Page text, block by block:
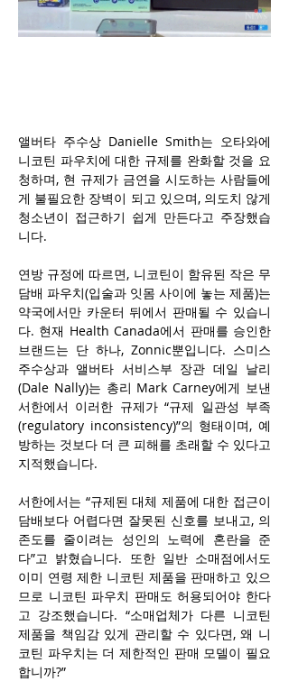
앨버타 주수상 Danielle Smith는 오타와에
니코틴 파우치에 대한 규제를 완화할 것을 요
청하며, 현 규제가 금연을 시도하는 사람들에
게 불필요한 장벽이 되고 있으며, 의도치 않게
청소년이 접근하기 쉽게 만든다고 주장했습
니다.
연방 규정에 따르면, 니코틴이 함유된 작은 무
담배 파우치(입술과 잇몸 사이에 놓는 제품)는
약국에서만 카운터 뒤에서 판매될 수 있습니
다. 현재 Health Canada에서 판매를 승인한
브랜드는 단 하나, Zonnic뿐입니다. 스미스
주수상과 앨버타 서비스부 장관 데일 날리
(Dale Nally)는 총리 Mark Carney에게 보낸
서한에서 이러한 규제가 “규제 일관성 부족
(regulatory inconsistency)”의 형태이며, 예
방하는 것보다 더 큰 피해를 초래할 수 있다고
지적했습니다.
서한에서는 “규제된 대체 제품에 대한 접근이
담배보다 어렵다면 잘못된 신호를 보내고, 의
존도를 줄이려는 성인의 노력에 혼란을 준
다”고 밝혔습니다. 또한 일반 소매점에서도
이미 연령 제한 니코틴 제품을 판매하고 있으
므로 니코틴 파우치 판매도 허용되어야 한다
고 강조했습니다. “소매업체가 다른 니코틴
제품을 책임감 있게 관리할 수 있다면, 왜 니
코틴 파우치는 더 제한적인 판매 모델이 필요
합니까?”